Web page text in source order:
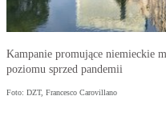
Kampanie promujące niemieckie
poziomu sprzed pandemii
Foto: DZT, Francesco Carovillano